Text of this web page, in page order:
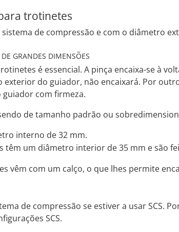
trotinetes
de compressão e com o diâmetro
GRANDES DIMENSÕES
é essencial. A pinça encaixa-se à
do guiador, não encaixará. Por
com firmeza.
de tamanho padrão ou
interno de 32 mm.
têm um diâmetro interior de 35 mm e são
vêm com um calço, o que lhes permite
de compressão se estiver a usar SCS.
SCS.